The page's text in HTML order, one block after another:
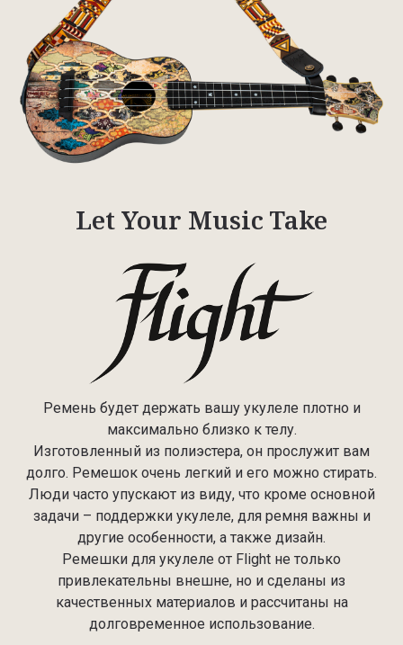
Let Your Music Take
Ремень будет держать вашу укулеле плотно и
максимально близко к телу.
Изготовленный из полиэстера, он прослужит вам
долго. Ремешок очень легкий и его можно стирать.
Люди часто упускают из виду, что кроме основной
задачи – поддержки укулеле, для ремня важны и
другие особенности, а также дизайн.
Ремешки для укулеле от Flight не только
привлекательны внешне, но и сделаны из
качественных материалов и рассчитаны на
долговременное использование.